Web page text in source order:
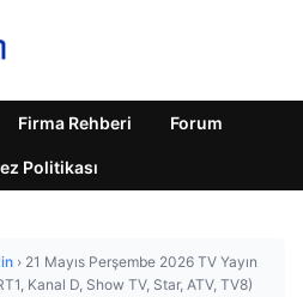
Firma Rehberi Forum
Politikası
› 21 Mayıs Perşembe 2026 TV Yayın
Kanal D, Show TV, Star, ATV, TV8)